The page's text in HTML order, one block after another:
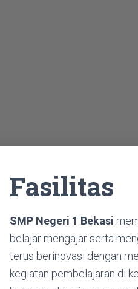
Fasilitas
SMP Negeri 1 Bekasi
belajar mengajar serta
terus berinovasi dengan
kegiatan pembelajaran di